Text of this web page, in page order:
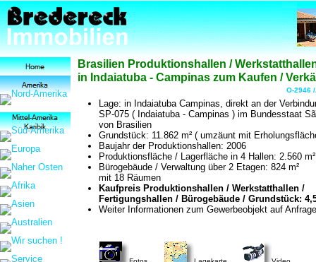
Brasilien Produktionshallen /
in Indaiatuba - Campinas zum Kaufen /
O-2946
Lage: in Indaiatuba Campinas, direkt an der
SP-075 ( Indaiatuba - Campinas ) im Bundesstaat
von Brasilien
Grundstück: 11.862 m² ( umzäunt mit
Baujahr der Produktionshallen: 2006
Produktionsfläche / Lagerfläche in 4 Hallen: 2.560 m²
Bürogebäude / Verwaltung über 2 Etagen: 824 m²
mit 18 Räumen
Kaufpreis Produktionshallen / Werkstatthallen /
Fertigungshallen / Bürogebäude / Grundstück:
Weiter Informationen zum Gewerbeobjekt auf